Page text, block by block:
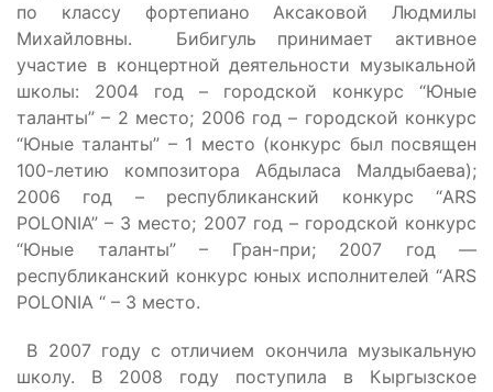
по классу фортепиано Аксаковой Людмилы
Михайловны. Бибигуль принимает активное
участие в концертной деятельности музыкальной
школы: 2004 год – городской конкурс “Юные
таланты” – 2 место; 2006 год – городской конкурс
“Юные таланты” – 1 место (конкурс был посвящен
100-летию композитора Абдыласа Малдыбаева);
2006 год – республиканский конкурс “ARS
POLONIA” – 3 место; 2007 год – городской конкурс
“Юные таланты” – Гран-при; 2007 год —
республиканский конкурс юных исполнителей “ARS
POLONIA “ – 3 место.
В 2007 году с отличием окончила музыкальную
школу. В 2008 году поступила в Кыргызское